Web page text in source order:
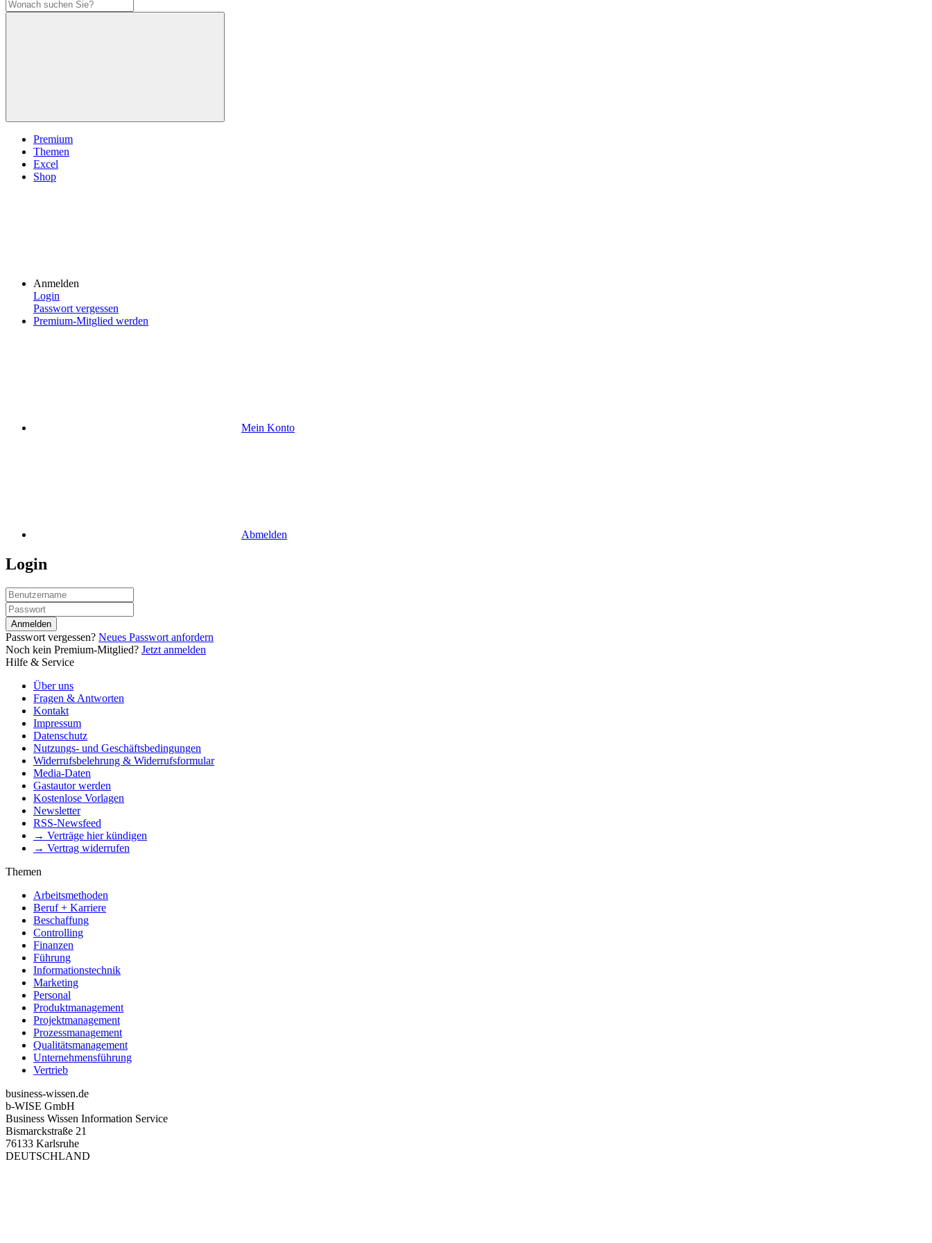
Premium
Themen
Excel
Shop
Anmelden
Login
Passwort vergessen
Premium-Mitglied werden
Mein Konto
Abmelden
Login
Anmelden
Passwort vergessen? Neues Passwort anfordern
Noch kein Premium-Mitglied? Jetzt anmelden
Hilfe & Service
Über uns
Fragen & Antworten
Kontakt
Impressum
Datenschutz
Nutzungs- und Geschäftsbedingungen
Widerrufsbelehrung & Widerrufsformular
Media-Daten
Gastautor werden
Kostenlose Vorlagen
Newsletter
RSS-Newsfeed
→ Verträge hier kündigen
→ Vertrag widerrufen
Themen
Arbeitsmethoden
Beruf + Karriere
Beschaffung
Controlling
Finanzen
Führung
Informationstechnik
Marketing
Personal
Produktmanagement
Projektmanagement
Prozessmanagement
Qualitätsmanagement
Unternehmensführung
Vertrieb
business-wissen.de
b-WISE GmbH
Business Wissen Information Service
Bismarckstraße 21
76133 Karlsruhe
DEUTSCHLAND